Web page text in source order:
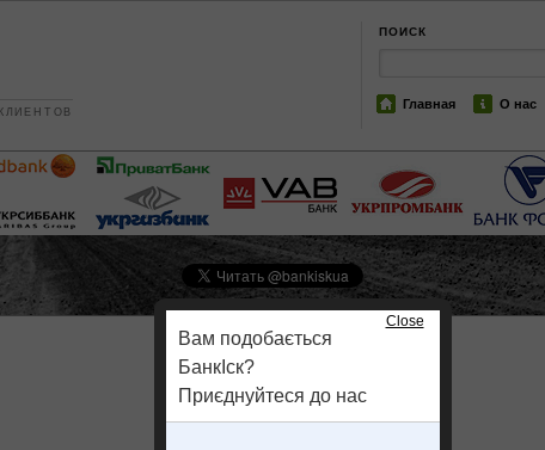
ПОИСК
Главная О нас
Close
Вам подобається
БанкІск?
Приєднуйтеся до нас